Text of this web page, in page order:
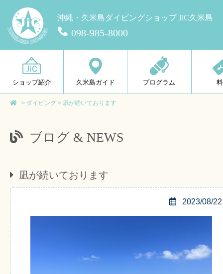
沖縄・久米島ダイビングショップ JiC久米島
098-985-8000
ショップ紹介 久米島ガイド プログラム
> ダイビング > 凪が続いております
ブログ & NEWS
凪が続いております
2023/08/22